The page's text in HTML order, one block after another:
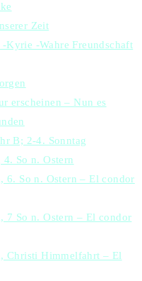
Zeit
Kyrie -Wahre Freundschaft
erscheinen – Nun es
B; 2-4. Sonntag
So n. Ostern
6. So n. Ostern – El condor
7 So n. Ostern – El condor
Christi Himmelfahrt – El